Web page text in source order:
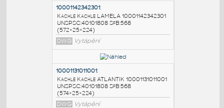
10001141011101
Kachle Kachle LAMELA 10001141011101
UNSPSC:40101808 SfB:568
(574×25×222)
DWG Vytápění
10001142342201
Kachle Kachle LAMELA 10001142342201
UNSPSC:40101808 SfB:568